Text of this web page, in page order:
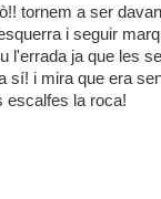
tornem a ser
i seguir
l'errada ja que les
sí! i mira que era
escalfes la roca!